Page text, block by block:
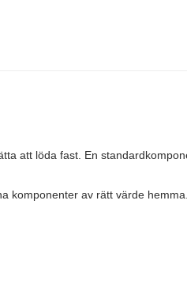
att löda fast. En
komponenter av rätt värde hemma.